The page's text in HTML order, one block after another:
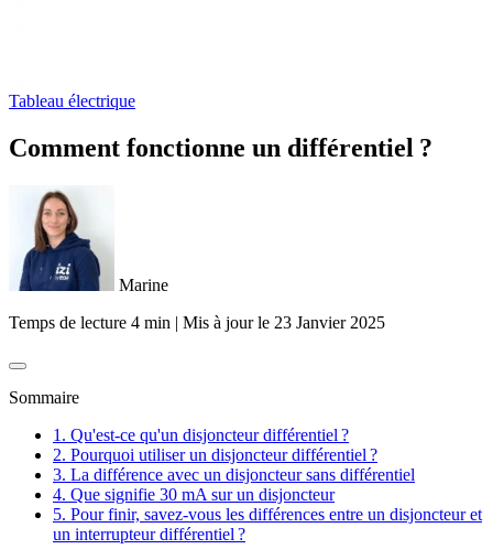
Tableau électrique
Comment fonctionne un différentiel ?
Marine
Temps de lecture 4 min | Mis à jour le 23 Janvier 2025
Sommaire
1. Qu'est-ce qu'un disjoncteur différentiel ?
2. Pourquoi utiliser un disjoncteur différentiel ?
3. La différence avec un disjoncteur sans différentiel
4. Que signifie 30 mA sur un disjoncteur
5. Pour finir, savez-vous les différences entre un disjoncteur et
un interrupteur différentiel ?